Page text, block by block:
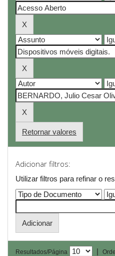
Retornar valores
Adicionar filtros:
Utilizar filtros para refinar o
Resultados/Página |